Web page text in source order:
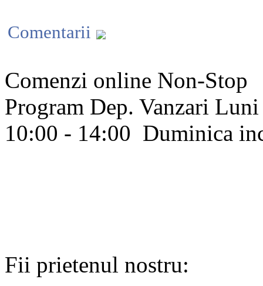
Comentarii
Comenzi online Non-Stop
Program Dep. Vanzari Luni
10:00 - 14:00 Duminica
Fii prietenul nostru: